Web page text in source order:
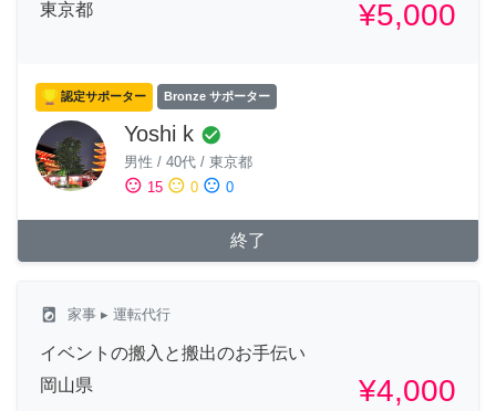
東京都
¥5,000
認定サポーター Bronze サポーター
Yoshi k check_circle
男性 / 40代 / 東京都
sentiment_satisfied 15 sentiment_neutral 0 sentiment_dissatisfied 0
終了
local_laundry_service 家事 ▸ 運転代行
イベントの搬入と搬出のお手伝い
岡山県
¥4,000